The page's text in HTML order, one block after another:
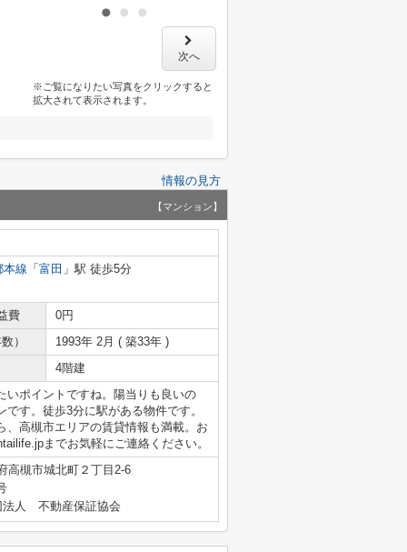
次へ
※ご覧になりたい写真をクリックすると
拡大されて表示されます。
情報の見方
【マンション】
本線 「 富田 」駅 徒歩5分
費
0円
）
1993年 2月 ( 築33年 )
4階建
いポイントですね。陽当りも良いの
す。徒歩3分に駅がある物件です。
高槻市エリアの賃貸情報も満載。お
までお気軽にご連絡ください。
高槻市城北町２丁目2-6
法人 不動産保証協会